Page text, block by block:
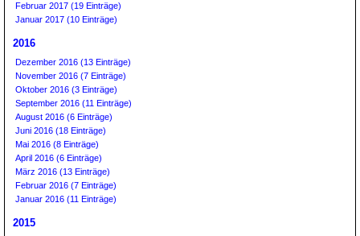
Februar 2017 (19 Einträge)
Januar 2017 (10 Einträge)
2016
Dezember 2016 (13 Einträge)
November 2016 (7 Einträge)
Oktober 2016 (3 Einträge)
September 2016 (11 Einträge)
August 2016 (6 Einträge)
Juni 2016 (18 Einträge)
Mai 2016 (8 Einträge)
April 2016 (6 Einträge)
März 2016 (13 Einträge)
Februar 2016 (7 Einträge)
Januar 2016 (11 Einträge)
2015